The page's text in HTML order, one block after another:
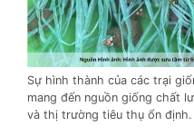
Sự hình thành của các trại
mang đến nguồn giống chất
và thị trường tiêu thụ ổn định.